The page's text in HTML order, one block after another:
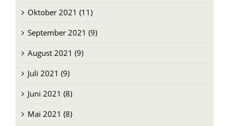
Oktober 2021 (11)
September 2021 (9)
August 2021 (9)
Juli 2021 (9)
Juni 2021 (8)
Mai 2021 (8)